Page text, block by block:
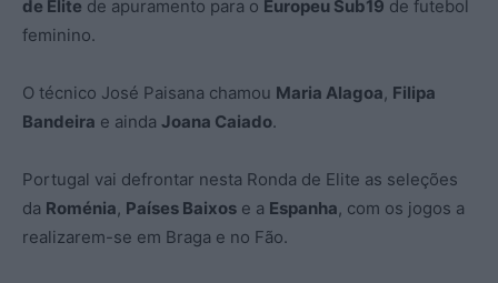
de Elite de apuramento para o Europeu Sub19 de futebol
feminino.
O técnico José Paisana chamou Maria Alagoa, Filipa
Bandeira e ainda Joana Caiado.
Portugal vai defrontar nesta Ronda de Elite as seleções
da Roménia, Países Baixos e a Espanha, com os jogos a
realizarem-se em Braga e no Fão.